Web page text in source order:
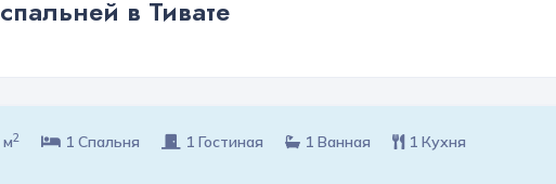
в Тивате
м2 1 Спальня 1 Гостиная 1 Ванная
1 Кухня